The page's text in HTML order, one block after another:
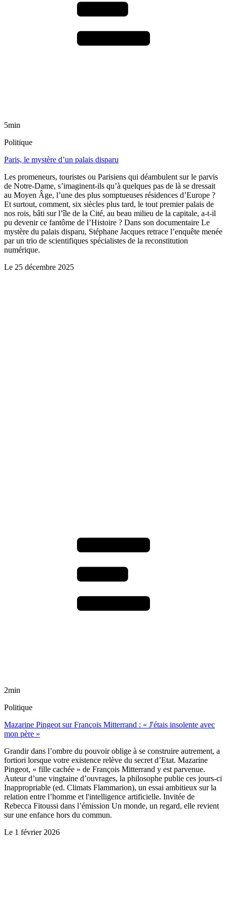
5min
Politique
Paris, le mystère d’un palais disparu
Les promeneurs, touristes ou Parisiens qui déambulent sur le parvis
de Notre-Dame, s’imaginent-ils qu’à quelques pas de là se dressait
au Moyen Âge, l’une des plus somptueuses résidences d’Europe ?
Et surtout, comment, six siècles plus tard, le tout premier palais de
nos rois, bâti sur l’île de la Cité, au beau milieu de la capitale, a-t-il
pu devenir ce fantôme de l’Histoire ? Dans son documentaire Le
mystère du palais disparu, Stéphane Jacques retrace l’enquête menée
par un trio de scientifiques spécialistes de la reconstitution
numérique.
Le 25 décembre 2025
2min
Politique
Mazarine Pingeot sur François Mitterrand : « J'étais insolente avec
mon père »
Grandir dans l’ombre du pouvoir oblige à se construire autrement, a
fortiori lorsque votre existence relève du secret d’Etat. Mazarine
Pingeot, « fille cachée » de François Mitterrand y est parvenue.
Auteur d’une vingtaine d’ouvrages, la philosophe publie ces jours-ci
Inappropriable (ed. Climats Flammarion), un essai ambitieux sur la
relation entre l’homme et l'intelligence artificielle. Invitée de
Rebecca Fitoussi dans l’émission Un monde, un regard, elle revient
sur une enfance hors du commun.
Le 1 février 2026